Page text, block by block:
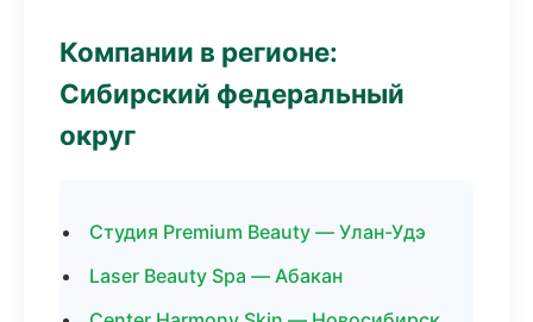
Компании в регионе:
Сибирский федеральный
округ
Студия Premium Beauty — Улан-Удэ
Laser Beauty Spa — Абакан